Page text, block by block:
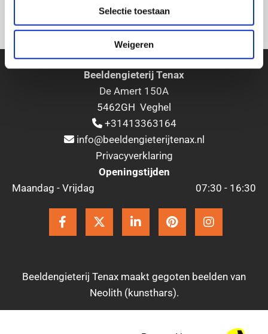
Selectie toestaan
Weigeren
+31413363164
Beeldengieterij Tenax
De Amert 150A
5462GH Veghel
 +31413363164
 info@beeldengieterijtenax.nl
Privacyverklaring
Openingstijden
Maandag - Vrijdag
07:30 - 16:30
Beeldengieterij Tenax maakt gegoten beelden van
Neolith (kunsthars).